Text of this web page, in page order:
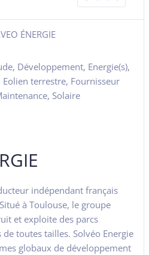
, Développement, Energie(s),
Eolien terrestre, Fournisseur
, Solaire
indépendant français
à Toulouse, le groupe
et exploite des parcs
toutes tailles. Solvéo Energie
globaux de développement